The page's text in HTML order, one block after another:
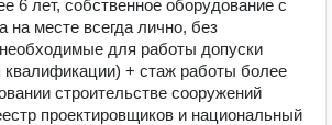
6 лет, собственное оборудование с
на месте всегда лично, без
для работы допуски
+ стаж работы более
строительстве сооружений
проектировщиков и национальный